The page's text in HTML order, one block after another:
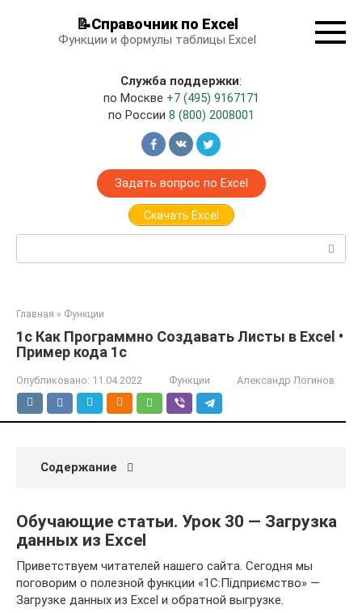
📝Справочник по Excel
Функции и формулы таблицы Excel
Служба поддержки:
по Москве +7 (495) 9167171
по России 8 (800) 2008001
Задать вопрос по Excel
Скачать Excel
Поиск:
Главная » Функции
1с Как Программно Создавать Листы в Excel •
Пример кода 1с
Опубликовано: 11.04.2022 Функции Александр Логинов
Содержание
Обучающие статьи. Урок 30 — Загрузка
данных из Excel
Приветствуем читателей нашего сайта. Сегодня мы
поговорим о полезной функции «1С:Підприємство» —
Загрузке данных из Excel и обратной выгрузке.